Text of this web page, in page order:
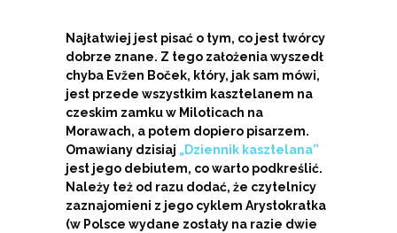
Najłatwiej jest pisać o tym, co jest twórcy
dobrze znane. Z tego założenia wyszedł
chyba Evžen Boček, który, jak sam mówi,
jest przede wszystkim kasztelanem na
czeskim zamku w Miloticach na
Morawach, a potem dopiero pisarzem.
Omawiany dzisiaj „Dziennik kasztelana”
jest jego debiutem, co warto podkreślić.
Należy też od razu dodać, że czytelnicy
zaznajomieni z jego cyklem Arystokratka
(w Polsce wydane zostały na razie dwie